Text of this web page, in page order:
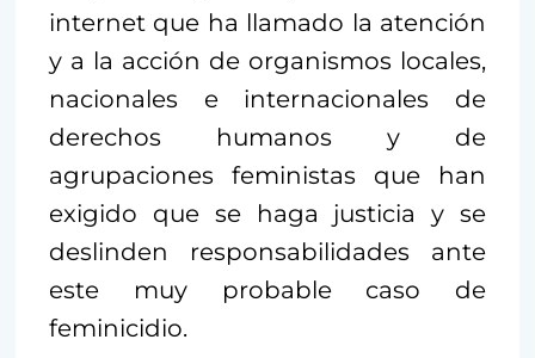
internet que ha llamado la atención
y a la acción de organismos locales,
nacionales e internacionales de
derechos humanos y de
agrupaciones feministas que han
exigido que se haga justicia y se
deslinden responsabilidades ante
este muy probable caso de
feminicidio.